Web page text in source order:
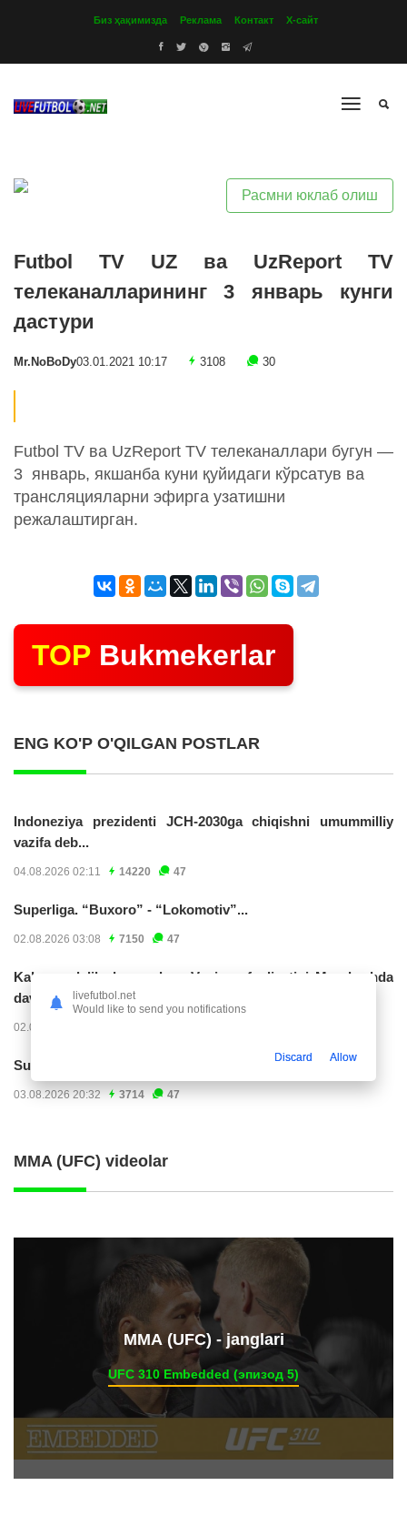
Биз ҳақимизда Реклама Контакт Х-сайт
Расмни юклаб олиш
Futbol TV UZ ва UzReport TV
телеканалларининг 3 январь кунги
дастури
Mr.NoBoDy03.01.2021 10:17 3108 30
Futbol TV ва UzReport TV телеканаллари бугун —
3 январь, якшанба куни қуйидаги кўрсатув ва
трансляцияларни эфирга узатишни
режалаштирган.
TOP Bukmekerlar
ENG KO'P O'QILGAN POSTLAR
Indoneziya prezidenti JCH-2030ga chiqishni umummilliy
vazifa deb...
04.08.2026 02:11 14220 47
Superliga. “Buxoro” - “Lokomotiv”...
02.08.2026 03:08 7150 47
Kabo-verdelik darvozabon Vozinya faoliyatini Marokashda
davom ettirishi...
02.08.2026 01:08
Superliga. "Dinamo" – "Neftchi" (matnli...
03.08.2026 20:32 3714 47
MMA (UFC) videolar
ММА (UFC) - janglari
UFC 310 Embedded (эпизод 5)
livefutbol.net
Would like to send you notifications
Discard Allow